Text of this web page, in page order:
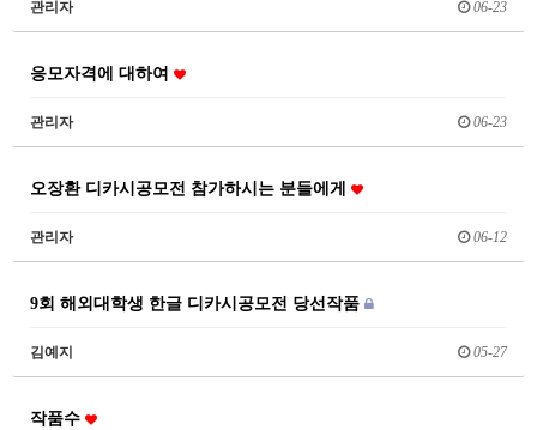
관리자 06-23
응모자격에 대하여
관리자 06-23
오장환 디카시공모전 참가하시는 분들에게
관리자 06-12
9회 해외대학생 한글 디카시공모전 당선작품
김예지 05-27
작품수